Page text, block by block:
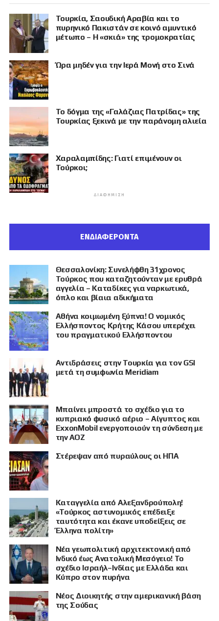
Τουρκία, Σαουδική Αραβία και το
πυρηνικό Πακιστάν σε κοινό αμυντικό
μέτωπο – Η «σκιά» της τρομοκρατίας
Ώρα μηδέν για την Ιερά Μονή στο Σινά
Το δόγμα της «Γαλάζιας Πατρίδας» της
Τουρκίας ξεκινά με την παράνομη αλιεία
Χαραλαμπίδης: Γιατί επιμένουν οι
Τούρκοι;
ΔΙΑΦΉΜΙΣΗ
ΕΝΔΙΑΦΕΡΟΝΤΑ
Θεσσαλονίκη: Συνελήφθη 31χρονος
Τούρκος που καταζητούνταν με ερυθρά
αγγελία – Καταδίκες για ναρκωτικά,
όπλο και βίαια αδικήματα
Αθήνα κοιμωμένη ξύπνα! Ο νομικός
Ελλήσποντος Κρήτης Κάσου υπερέχει
του πραγματικού Ελλήσποντου
Αντιδράσεις στην Τουρκία για τον GSI
μετά τη συμφωνία Meridiam
Μπαίνει μπροστά το σχέδιο για το
κυπριακό φυσικό αέριο – Αίγυπτος και
ExxonMobil ενεργοποιούν τη σύνδεση με
την ΑΟΖ
Στέρεψαν από πυραύλους οι ΗΠΑ
Καταγγελία από Αλεξανδρούπολη!
«Τούρκος αστυνομικός επέδειξε
ταυτότητα και έκανε υποδείξεις σε
Έλληνα πολίτη»
Νέα γεωπολιτική αρχιτεκτονική από
Ινδικό έως Ανατολική Μεσόγειο! Το
σχέδιο Ισραήλ–Ινδίας με Ελλάδα και
Κύπρο στον πυρήνα
Νέος Διοικητής στην αμερικανική βάση
της Σούδας